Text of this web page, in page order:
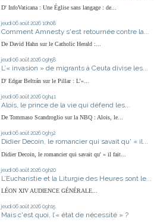
D' InfoVaticana : Une Église sans langage : de...
jeudi 06 août 2026 10h08
Comment Amnesty s'est retournée contre la...
De David Hahn sur le Catholic Herald :...
jeudi 06 août 2026 09h58
L’« invasion » de migrants à Ceuta divise les...
D' Edgar Beltrán sur le Pillar : L’«...
jeudi 06 août 2026 09h41
Alois, le prince de la vie qui défend les...
De Tommaso Scandroglio sur la NBQ : Alois, le...
jeudi 06 août 2026 09h32
Didier Decoin, le romancier qui savait qu' « il...
Didier Decoin, le romancier qui savait qu' « il fait...
jeudi 06 août 2026 09h20
L’Eucharistie et la Liturgie des Heures sont le...
LÉON XIV AUDIENCE GÉNÉRALE...
jeudi 06 août 2026 09h15
Mais c'est quoi, l’« état de nécessité » ?